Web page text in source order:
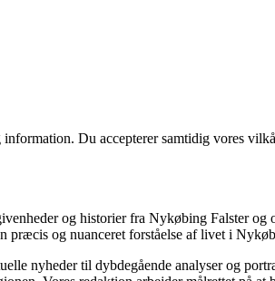
Du accepterer samtidig vores
og historier fra Nykøbing Falster
præcis og nuanceret forståelse af livet i
nyheder til dybdegående analyser og